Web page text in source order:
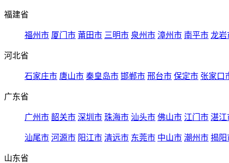
福建省
福州市 厦门市 莆田市 三明市 泉州市 漳州市 南平市 龙岩
河北省
石家庄市 唐山市 秦皇岛市 邯郸市 邢台市 保定市 张家口
广东省
广州市 韶关市 深圳市 珠海市 汕头市 佛山市 江门市 湛江
汕尾市 河源市 阳江市 清远市 东莞市 中山市 潮州市 揭阳
山东省